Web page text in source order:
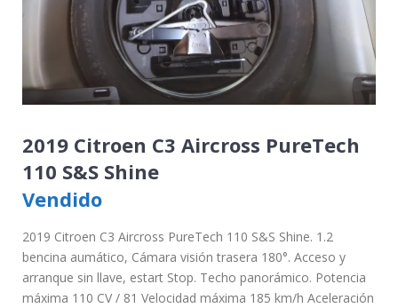
2019 Citroen C3 Aircross PureTech
110 S&S Shine
Vendido
2019 Citroen C3 Aircross PureTech 110 S&S Shine. 1.2
bencina aumático, Cámara visión trasera 180°. Acceso y
arranque sin llave, estart Stop. Techo panorámico. Potencia
máxima 110 CV / 81 Velocidad máxima 185 km/h Aceleración